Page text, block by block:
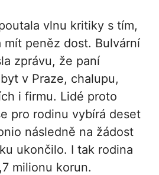
vlnu kritiky s tím,
mít peněz dost. Bulvární
zprávu, že paní
v Praze, chalupu,
i firmu. Lidé proto
pro rodinu vybírá deset
následně na žádost
ukončilo. I tak rodina
milionu korun.